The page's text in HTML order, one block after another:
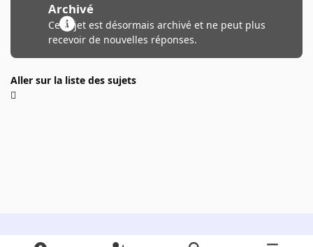
Archivé
Ce sujet est désormais archivé et ne peut plus
recevoir de nouvelles réponses.
Aller sur la liste des sujets